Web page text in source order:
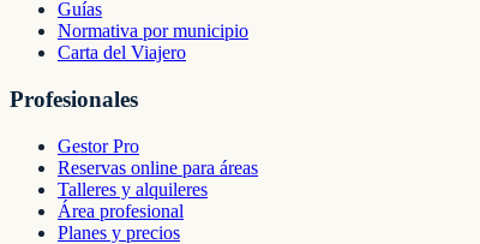
Guías
Normativa por municipio
Carta del Viajero
Profesionales
Gestor Pro
Reservas online para áreas
Talleres y alquileres
Área profesional
Planes y precios